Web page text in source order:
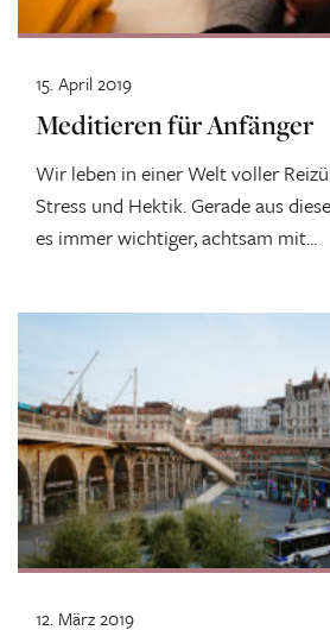
Meditieren für Anfänger
Wir leben in einer Welt voller
Stress und Hektik. Gerade aus
es immer wichtiger, achtsam mit...
15. April 2019
12. März 2019